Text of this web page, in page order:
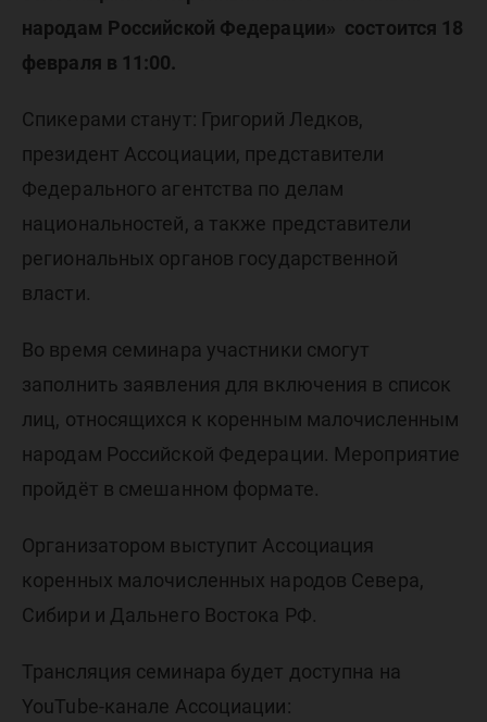
народам Российской Федерации» состоится 18
февраля в 11:00.
Спикерами станут: Григорий Ледков,
президент Ассоциации, представители
Федерального агентства по делам
национальностей, а также представители
региональных органов государственной
власти.
Во время семинара участники смогут
заполнить заявления для включения в список
лиц, относящихся к коренным малочисленным
народам Российской Федерации. Мероприятие
пройдёт в смешанном формате.
Организатором выступит Ассоциация
коренных малочисленных народов Севера,
Сибири и Дальнего Востока РФ.
Трансляция семинара будет доступна на
YouTube-канале Ассоциации: